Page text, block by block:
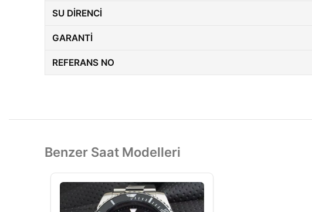
SU DIRENCI
GARANTI
REFERANS NO
Benzer Saat Modelleri